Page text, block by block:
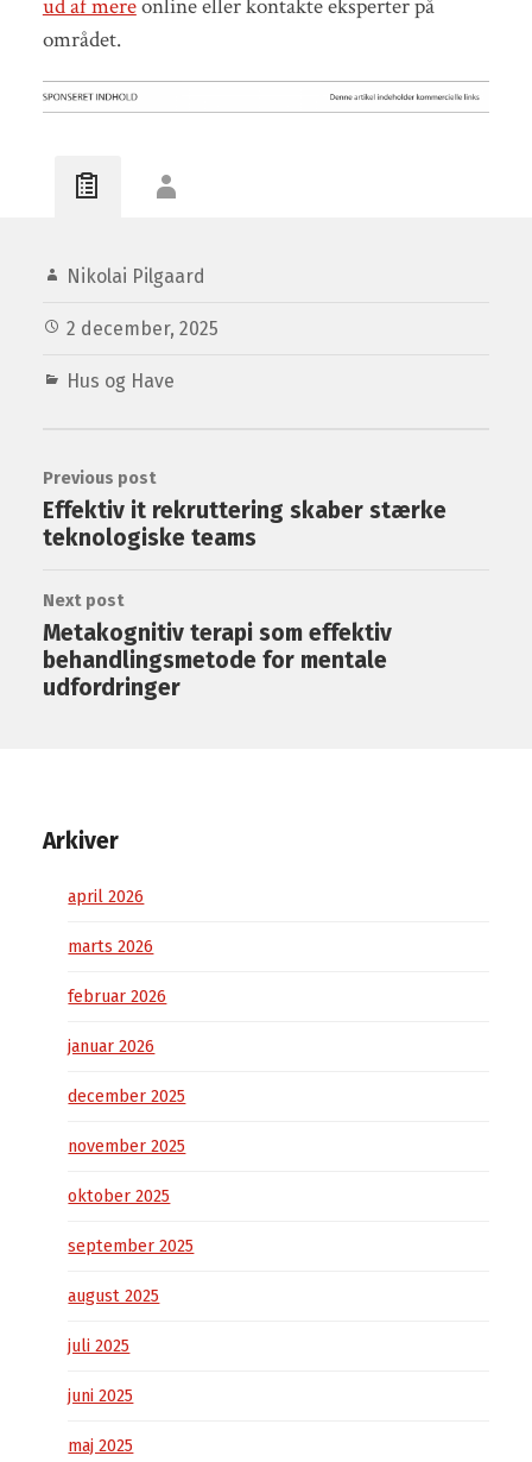
ud af mereonline eller kontakte eksperter på
området.
Nikolai Pilgaard
2 december, 2025
Hus og Have
Previous post
Effektiv it rekruttering skaber stærke
teknologiske teams
Next post
Metakognitiv terapi som effektiv
behandlingsmetode for mentale
udfordringer
Arkiver
april 2026
marts 2026
februar 2026
januar 2026
december 2025
november 2025
oktober 2025
september 2025
august 2025
juli 2025
juni 2025
maj 2025